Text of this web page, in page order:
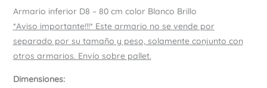
Armario inferior D8 – 80 cm color Blanco Brillo
*Aviso importante!!!* Este armario no se vende por
separado por su tamaño y peso, solamente conjunto con
otros armarios. Envío sobre pallet.
Dimensiones: